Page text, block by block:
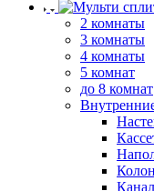
2 комнаты
3 комнаты
4 комнаты
5 комнат
до 8 комнат